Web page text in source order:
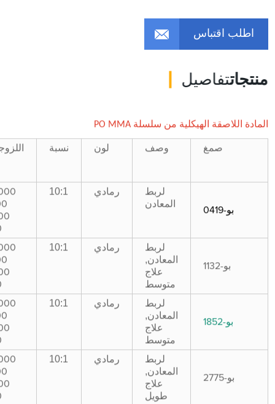
اطلب اقتباس
منتجاتتفاصيل
المادة اللاصقة الهيكلية من سلسلة PO MMA
صمغ وصف لون نسبة
بو-0419
لربط
المعادن
رمادي 10:1
بو-1132
لربط
المعادن,
علاج
متوسط
رمادي 10:1
بو-1852
لربط
المعادن,
علاج
متوسط
رمادي 10:1
بو-2775
لربط
المعادن,
علاج
طويل
رمادي 10:1